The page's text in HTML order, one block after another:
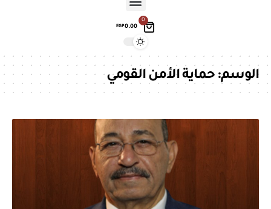
0
EGP0.00
الوسم:حماية الأمن القومي